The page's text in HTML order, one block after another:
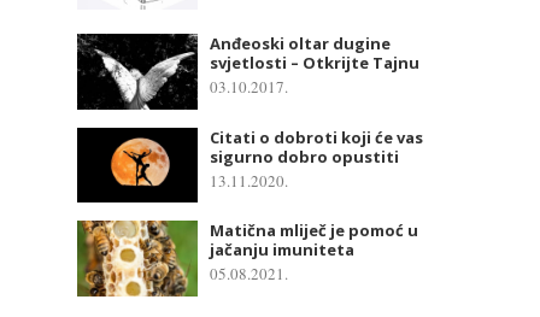
Anđeoski oltar dugine
svjetlosti – Otkrijte Tajnu
03.10.2017.
Citati o dobroti koji će vas
sigurno dobro opustiti
13.11.2020.
Matična mliječ je pomoć u
jačanju imuniteta
05.08.2021.